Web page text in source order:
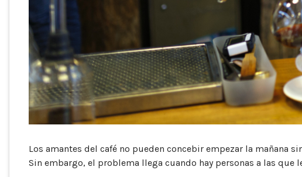
Los amantes del café no pueden concebir empezar la mañana
Sin embargo, el problema llega cuando hay personas a las que